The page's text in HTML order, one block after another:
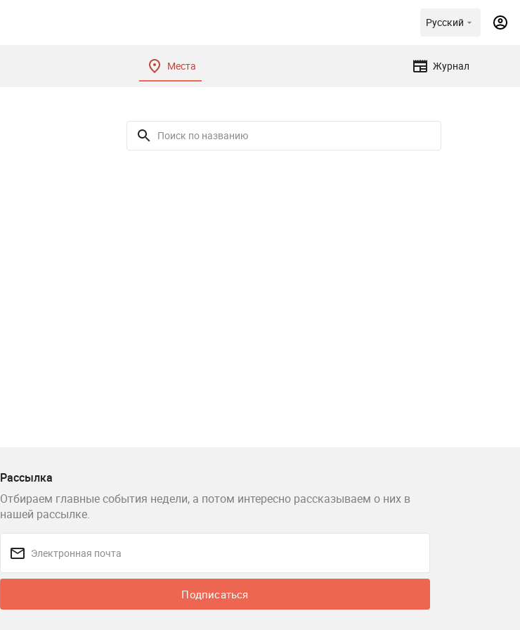
Русский
Места Журнал
Рассылка
Отбираем главные события недели, а потом интересно рассказываем о них в
нашей рассылке.
Подписаться